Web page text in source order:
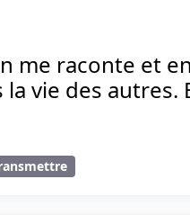
me raconte et
vie des autres.